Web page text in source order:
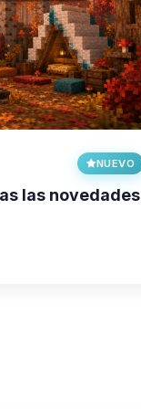
NUEVO
las novedades